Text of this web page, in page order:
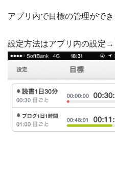
アプリ内で目標の管理ができ
設定方法はアプリ内の設定→